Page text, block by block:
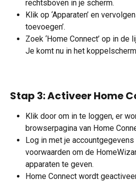
rechtsboven in je scherm.
Klik op ‘Apparaten’ en
toevoegen’.
Zoek ‘Home Connect’ op in
Je komt nu in het
Stap 3: Activeer Home
Klik door om in te loggen, er
browserpagina van Home
Log in met je
voorwaarden om de
apparaten te geven.
Home Connect wordt